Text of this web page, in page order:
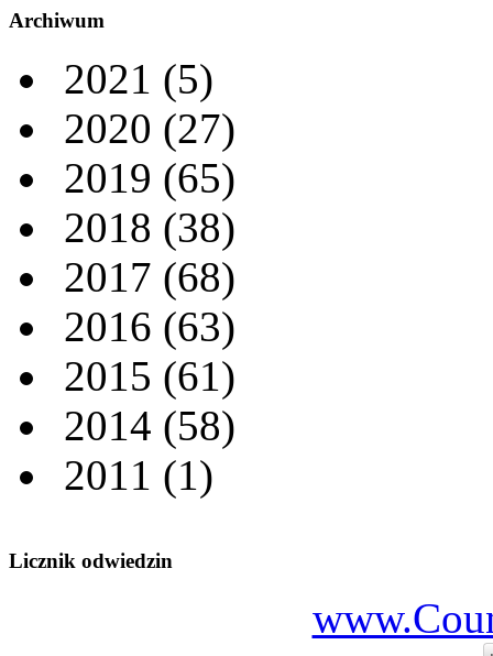
Archiwum
2021 (5)
2020 (27)
2019 (65)
2018 (38)
2017 (68)
2016 (63)
2015 (61)
2014 (58)
2011 (1)
Licznik odwiedzin